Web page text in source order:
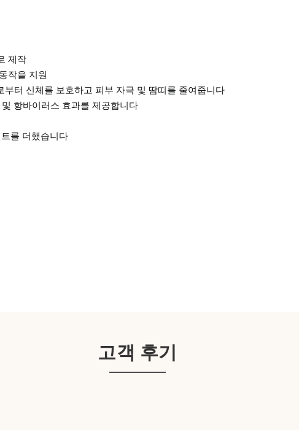
제작
작을 지원
터 신체를 보호하고 피부 자극 및 땀띠를 줄여줍니다
항바이러스 효과를 제공합니다
를 더했습니다
고객 후기